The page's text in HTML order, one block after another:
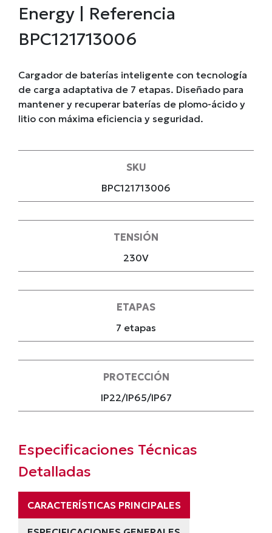
Energy | Referencia
BPC121713006
Cargador de baterías inteligente con tecnología
de carga adaptativa de 7 etapas. Diseñado para
mantener y recuperar baterías de plomo-ácido y
litio con máxima eficiencia y seguridad.
SKU
BPC121713006
TENSIÓN
230V
ETAPAS
7 etapas
PROTECCIÓN
IP22/IP65/IP67
Especificaciones Técnicas
Detalladas
CARACTERÍSTICAS PRINCIPALES